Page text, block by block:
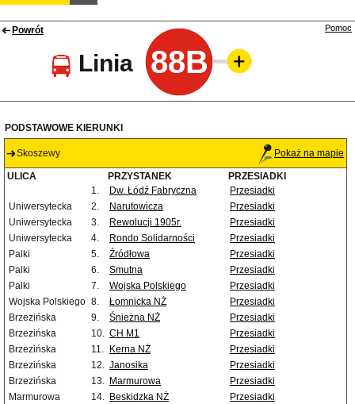
Powrót
Linia 88B
Pomoc
PODSTAWOWE KIERUNKI
Skoszewy Pokaż na mapie
ULICA PRZYSTANEK
PRZESIADKI
1.
Dw. Łódź Fabryczna
Przesiadki
Uniwersytecka
2. Narutowicza
Przesiadki
Uniwersytecka
3. Rewolucji 1905r.
Przesiadki
Uniwersytecka
4. Rondo Solidarności
Przesiadki
Palki
5. Źródłowa
Przesiadki
Palki
6. Smutna
Przesiadki
Palki
7. Wojska Polskiego
Przesiadki
Wojska Polskiego 8. Łomnicka NŻ
Przesiadki
Brzezińska
9. Śnieżna NŻ
Przesiadki
Brzezińska
10. CH M1
Przesiadki
Brzezińska
11. Kerna NŻ
Przesiadki
Brzezińska
12. Janosika
Przesiadki
Brzezińska
13. Marmurowa
Przesiadki
Marmurowa
14. Beskidzka NŻ
Przesiadki